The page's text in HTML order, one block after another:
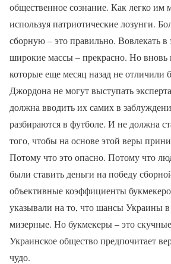
общественное сознание. Как легко им
используя патриотические лозунги.
сборную – это правильно. Вовлекать в
широкие массы – прекрасно. Но
которые еще месяц назад не
Джордона не могут выступать
должна вводить их самих в
разбираются в футболе. И не должна
того, чтобы на основе этой веры
Потому что это опасно. Потому что
были ставить деньги на победу
объективные коэффициенты
указывали на то, что шансы Украины
мизерные. Но букмекеры – это
Украинское общество предпочитает
чудо.